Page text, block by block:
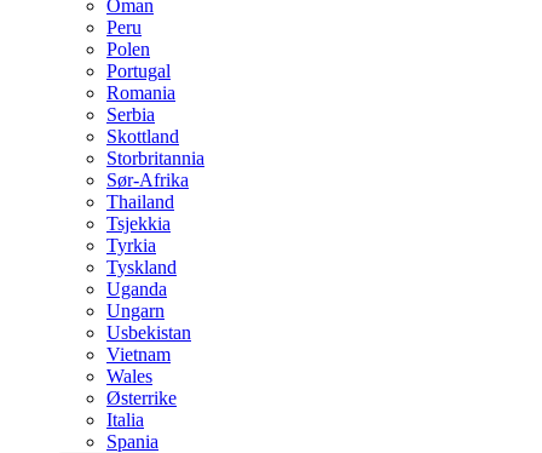
Oman
Peru
Polen
Portugal
Romania
Serbia
Skottland
Storbritannia
Sør-Afrika
Thailand
Tsjekkia
Tyrkia
Tyskland
Uganda
Ungarn
Usbekistan
Vietnam
Wales
Østerrike
Italia
Spania